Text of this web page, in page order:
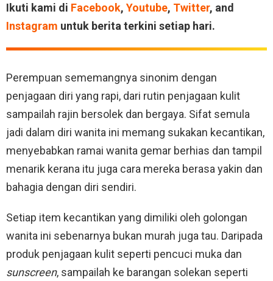
Ikuti kami di Facebook, Youtube, Twitter, and
Instagram untuk berita terkini setiap hari.
Perempuan sememangnya sinonim dengan
penjagaan diri yang rapi, dari rutin penjagaan kulit
sampailah rajin bersolek dan bergaya. Sifat semula
jadi dalam diri wanita ini memang sukakan kecantikan,
menyebabkan ramai wanita gemar berhias dan tampil
menarik kerana itu juga cara mereka berasa yakin dan
bahagia dengan diri sendiri.
Setiap item kecantikan yang dimiliki oleh golongan
wanita ini sebenarnya bukan murah juga tau. Daripada
produk penjagaan kulit seperti pencuci muka dan
sunscreen, sampailah ke barangan solekan seperti